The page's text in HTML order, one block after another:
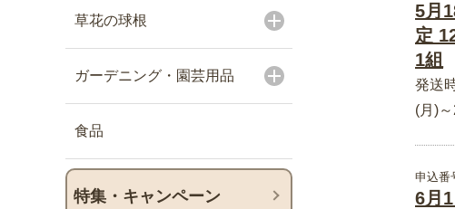
草花の球根
ガーデニング・園芸用品
食品
特集・キャンペーン
5月
定
1組
発送
(月)
申込番
6月